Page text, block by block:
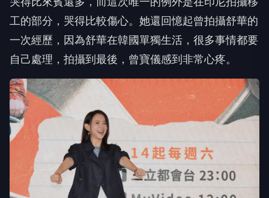
工的部分，哭得比較傷心。 她還回憶起曾拍攝舒華的
一次經歷，因為舒華在韓國單獨生活， 很多事情都要
自己處理，拍攝到最後，曾寶儀感到非常心疼。